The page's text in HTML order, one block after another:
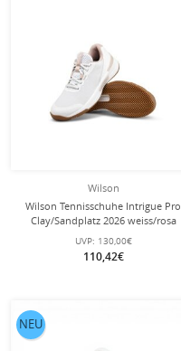
Wilson
Wilson Tennisschuhe Intrigue Pro
Clay/Sandplatz 2026 weiss/rosa
Damen
UVP: 130,00€
110,42€
NEU